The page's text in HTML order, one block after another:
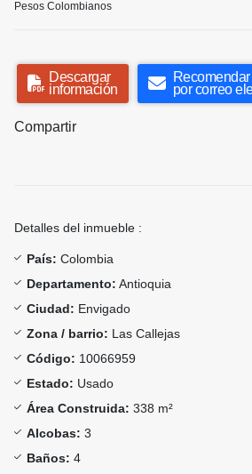
Pesos Colombianos
Descargar
información
por correo
Compartir
Detalles del inmueble :
País: Colombia
Departamento: Antioquia
Ciudad: Envigado
Zona / barrio: Las Callejas
Código: 10066959
Estado: Usado
Área Construida: 338 m²
Alcobas: 3
Baños: 4